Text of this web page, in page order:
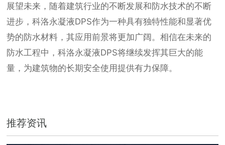
展望未来，随着建筑行业的不断发展和防水技术的不断
进步，科洛永凝液DPS作为一种具有独特性能和显著优
势的防水材料，其应用前景将更加广阔。相信在未来的
防水工程中，科洛永凝液DPS将继续发挥其巨大的能
量，为建筑物的长期安全使用提供有力保障。
推荐资讯